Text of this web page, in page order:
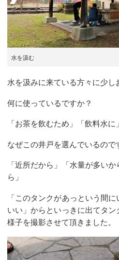
水を汲む
水を汲みに来ている方々に少し
何に使っているですか？
「お茶を飲むため」「飲料水に」
なぜこの井戸を選んでいるので
「近所だから」「水量が多い
ら」
「このタンクがあっという間
いい」からといっきに出てタ
様子を撮影させて頂きました。